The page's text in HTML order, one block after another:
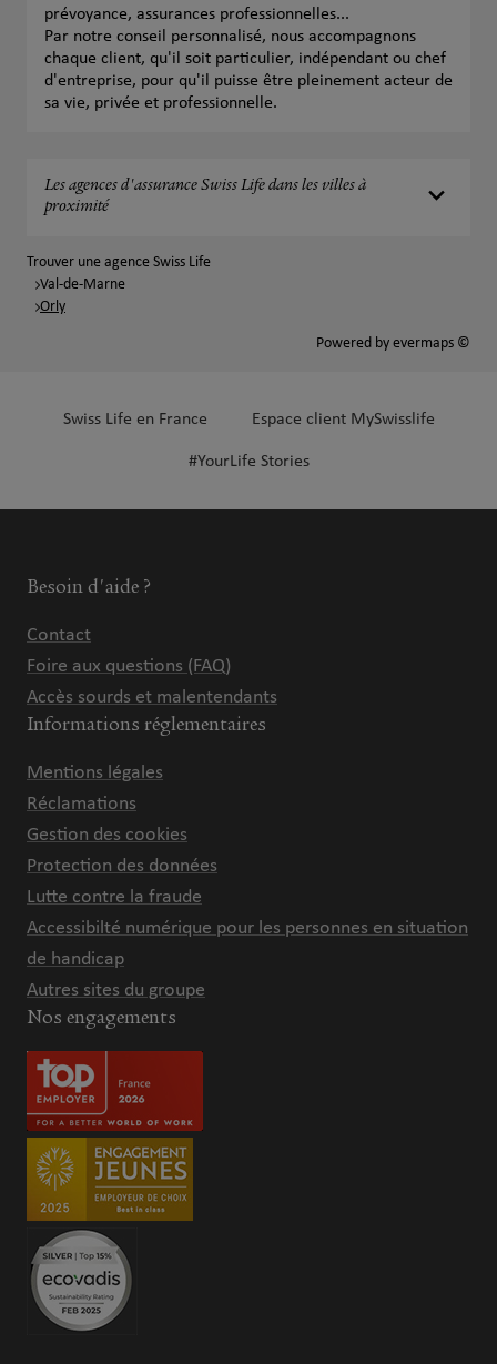
prévoyance, assurances professionnelles...
Par notre conseil personnalisé, nous accompagnons
chaque client, qu'il soit particulier, indépendant ou chef
d'entreprise, pour qu'il puisse être pleinement acteur de
sa vie, privée et professionnelle.
Les agences d'assurance Swiss Life dans les villes à
proximité
Trouver une agence Swiss Life
Val-de-Marne
Orly
Powered by evermaps ©
Swiss Life en France Espace client MySwisslife
#YourLife Stories
Besoin d'aide ?
Contact
Foire aux questions (FAQ)
Accès sourds et malentendants
Informations réglementaires
Mentions légales
Réclamations
Gestion des cookies
Protection des données
Lutte contre la fraude
Accessibilté numérique pour les personnes en situation
de handicap
Autres sites du groupe
Nos engagements